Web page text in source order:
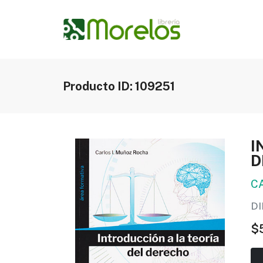
Producto ID: 109251